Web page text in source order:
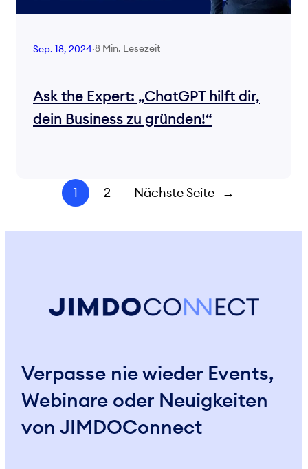
Sep. 18, 2024·8 Min. Lesezeit
Ask the Expert: „ChatGPT hilft dir,
dein Business zu gründen!“
1 2 Nächste Seite →
Verpasse nie wieder Events,
Webinare oder Neuigkeiten
von JIMDOConnect